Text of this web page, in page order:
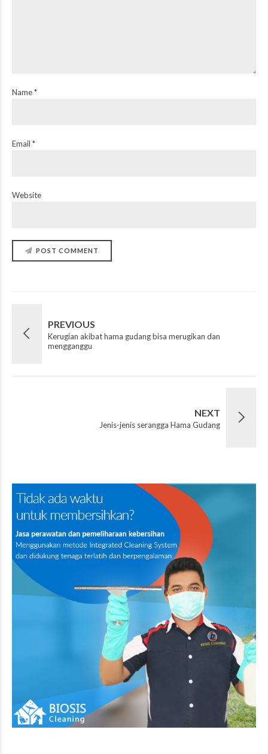
Name *
Email *
Website
POST COMMENT
PREVIOUS
Kerugian akibat hama gudang bisa merugikan dan
mengganggu
NEXT
Jenis-jenis serangga Hama Gudang